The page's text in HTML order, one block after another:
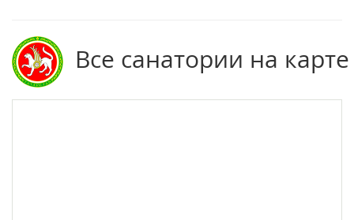
Все санатории на карте